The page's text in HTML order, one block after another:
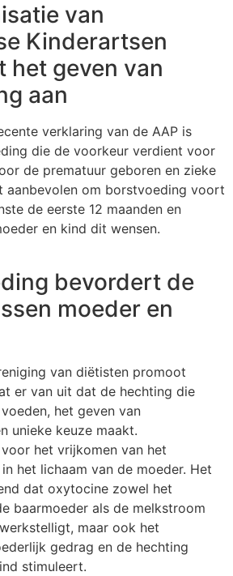
van
Kinderartsen
het geven van
aan
verklaring van de AAP is
die de voorkeur verdient voor
de prematuur geboren en zieke
aanbevolen om borstvoeding voort
de eerste 12 maanden en
en kind dit wensen.
bevordert de
moeder en
van diëtisten promoot
er van uit dat de hechting die
het geven van
unieke keuze maakt.
het vrijkomen van het
het lichaam van de moeder. Het
dat oxytocine zowel het
baarmoeder als de melkstroom
maar ook het
gedrag en de hechting
stimuleert.